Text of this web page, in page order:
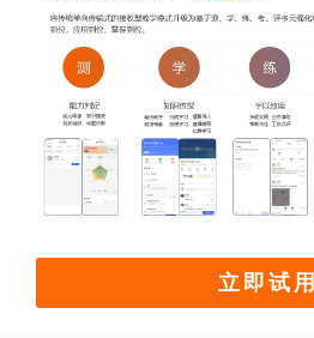
立即试用